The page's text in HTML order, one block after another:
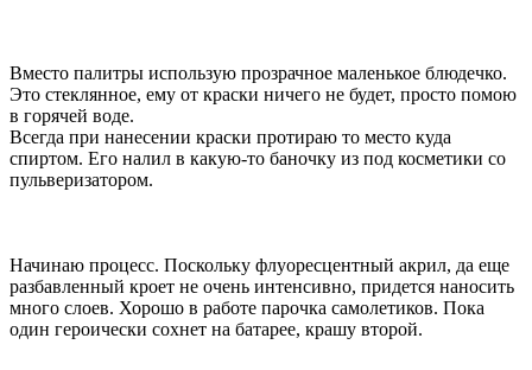
Вместо палитры использую прозрачное маленькое блюдечко.
Это стеклянное, ему от краски ничего не будет, просто помою
в горячей воде.
Всегда при нанесении краски протираю то место куда
спиртом. Его налил в какую-то баночку из под косметики со
пульверизатором.
Начинаю процесс. Поскольку флуоресцентный акрил, да еще
разбавленный кроет не очень интенсивно, придется наносить
много слоев. Хорошо в работе парочка самолетиков. Пока
один героически сохнет на батарее, крашу второй.